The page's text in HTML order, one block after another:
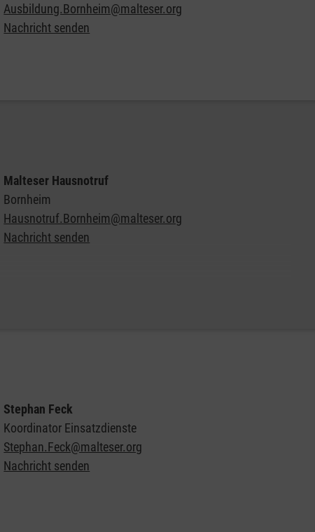
Ausbildung.Bornheim@malteser.org
Nachricht senden
Malteser Hausnotruf
Bornheim
Hausnotruf.Bornheim@malteser.org
Nachricht senden
Stephan Feck
Koordinator Einsatzdienste
Stephan.Feck@malteser.org
Nachricht senden